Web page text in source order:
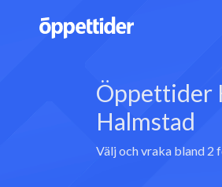
Öppettider
Halmstad
Välj och vraka bland 2